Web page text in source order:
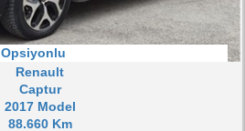
Opsiyonlu
Renault
Captur
2017 Model
88.660 Km